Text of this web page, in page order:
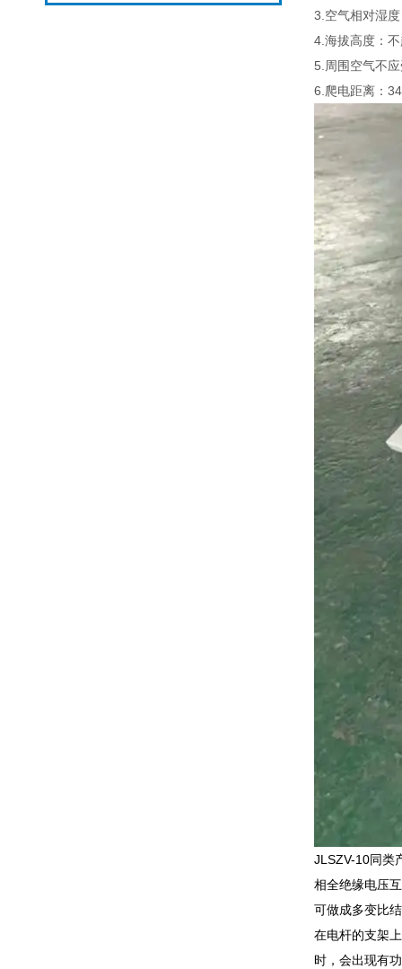
3.空气相对湿
4.海拔高度：
5.周围空气不
6.爬电距离：
JLSZV-10同类
相全绝缘电压
可做成多变比
在电杆的支架
时，会出现有